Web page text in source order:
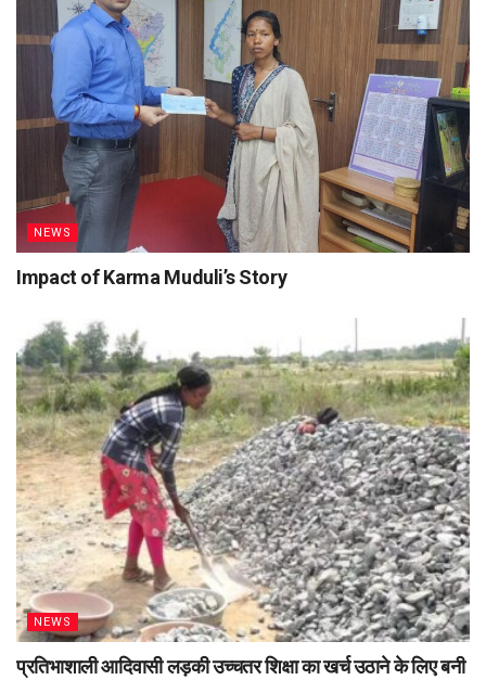
NEWS
Impact of Karma Muduli’s Story
NEWS
प्रतिभाशाली आदिवासी लड़की उच्चतर शिक्षा का खर्च उठाने के लिए बनी